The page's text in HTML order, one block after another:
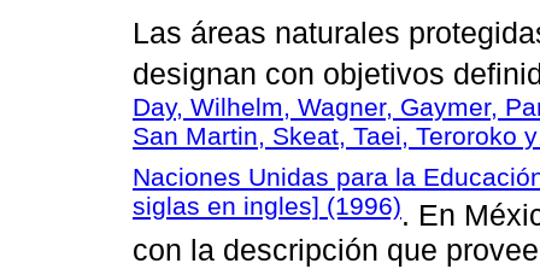
Las áreas naturales
designan con objetivos
Day, Wilhelm, Wagner, Gaymer,
San Martin, Skeat, Taei, Teroroko
Naciones Unidas para la
siglas en ingles] (1996). En
con la descripción que